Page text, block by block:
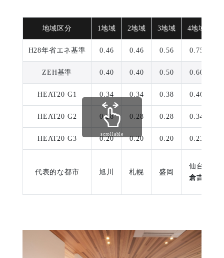
地域区分 1地域 2地域 3地域 4地域
H28年省エネ基準 0.46 0.46 0.56 0.75
ZEH基準 0.40 0.40 0.50 0.60
HEAT20 G1 0.34 0.34 0.38 0.46
HEAT20 G2 0.28 0.28 0.28 0.34
HEAT20 G3 0.20 0.20 0.20 0.23
代表的な都市 旭川 札幌 盛岡
仙台
倉吉
scrollable